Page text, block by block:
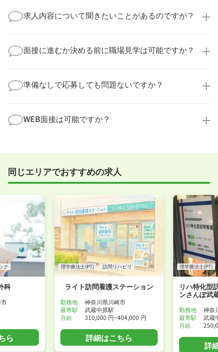
業様に個人情報が送られることはありません！
より詳細な求人情報をご確認いただいた上で、転職希
求人内容について聞きたいことがあるのですが？
してお答えいたします。
勤務体制や職場の雰囲気、研修制度など、どんな小さ
す！
面接に進むか決める前に職場見学は可能ですか？
積極的に受け入れています。実際の職場環境や働く人
の様子を見ることで、より安心してご判断いただけま
ださい！
準備なしで応募しても問題ないですか？
まで、一からサポートいたします。「転職を考え始め
たばかり」「何から始めればいいか分からない」とい
WEB面接は可能ですか？
すめしていますが、企業様によってはWEB面接を導入
事前に確認することは可能ですので、お気軽にお申し
付けください！
同じエリアでおすすめの求人
ク
科
ら
理学療法士(PT) 訪問リハビリ
ライト訪問看護ステーション
勤務地
神奈川県川崎市
最寄駅
武蔵中原駅
月給
310,000 円~404,000 円
詳細はこちら
理学療法士(PT)
リハ特化型
ンさんぽ武
勤務地
神奈
最寄駅
武蔵
月給
詳